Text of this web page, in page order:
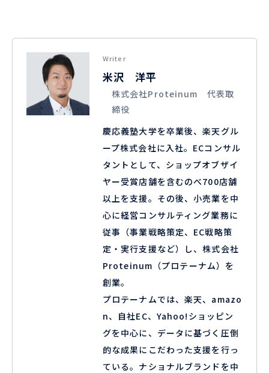
Writer
米沢 洋平
株式会社Proteinum 代表取
締役
慶応義塾大学を卒業後、楽天グル
ープ株式会社に入社。ECコンサル
タントとして、ショップオブザイ
ヤー受賞店舗を含むのべ700店舗
以上を支援。その後、小売業を中
心に経営コンサルティング業務に
従事（事業戦略策定、EC戦略策
定・実行支援など）し、株式会社
Proteinum（プロテーナム）を
創業。
プロテーナムでは、楽天、amazo
n、自社EC、Yahoo!ショッピン
グを中心に、データに基づく圧倒
的な成果にこだわった支援を行っ
ている。ナショナルブランドを中